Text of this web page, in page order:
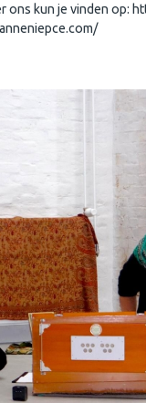
ons kun je vinden op: